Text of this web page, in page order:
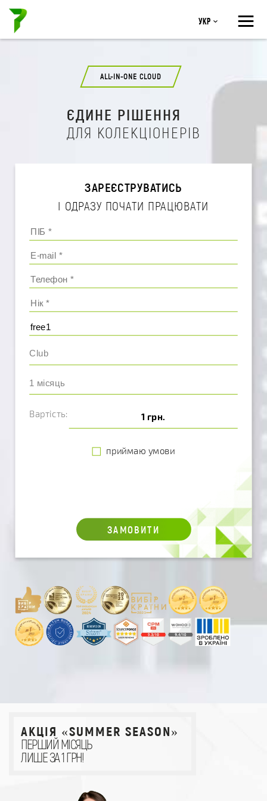
≡
Укр
ALL-IN-ONE CLOUD
ЄДИНЕ РІШЕННЯ
ДЛЯ КОЛЕКЦІОНЕРІВ
ЗАРЕЄСТРУВАТИСЬ
І ОДРАЗУ ПОЧАТИ ПРАЦЮВАТИ
Вартість: 1 грн.
приймаю умови
ЗАМОВИТИ
АКЦІЯ «SUMMER SEASON»
ПЕРШИЙ МІСЯЦЬ
ЛИШЕ ЗА 1 ГРН!